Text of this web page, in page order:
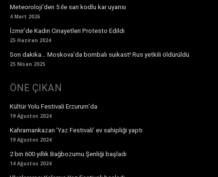
Meteoroloji'den 5 ile sarı kodlu kar uyarısı
4 Mart 2026
İzmir’de Kadın Cinayetleri Protesto Edildi
25 Haziran 2024
Son dakika… Moskova’da bombalı suikast! Rus yetkili öldürüldü
25 Nisan 2025
ÖNE ÇIKAN
Kültür Yolu Festivali Erzurum’da
19 Ağustos 2024
Kahramankazan ’Yaz Festivali’ ev sahipliği yaptı
19 Ağustos 2024
2 bin 600 yıllık Bağbozumu Şenliği başladı
14 Ağustos 2024